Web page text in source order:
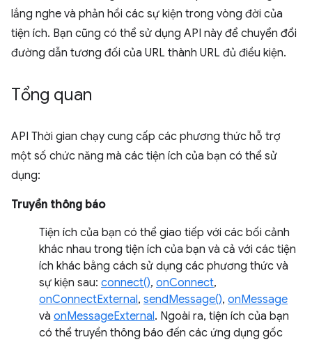
lắng nghe và phản hồi các sự kiện trong vòng đời của
tiện ích. Bạn cũng có thể sử dụng API này để chuyển đổi
đường dẫn tương đối của URL thành URL đủ điều kiện.
Tổng quan
API Thời gian chạy cung cấp các phương thức hỗ trợ
một số chức năng mà các tiện ích của bạn có thể sử
dụng:
Truyền thông báo
Tiện ích của bạn có thể giao tiếp với các bối cảnh
khác nhau trong tiện ích của bạn và cả với các tiện
ích khác bằng cách sử dụng các phương thức và
sự kiện sau: connect(), onConnect,
onConnectExternal, sendMessage(), onMessage
và onMessageExternal. Ngoài ra, tiện ích của bạn
có thể truyền thông báo đến các ứng dụng gốc